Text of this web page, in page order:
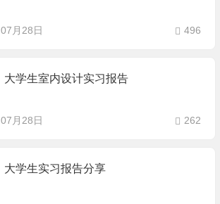
07月28日 496
大学生室内设计实习报告
07月28日 262
大学生实习报告分享